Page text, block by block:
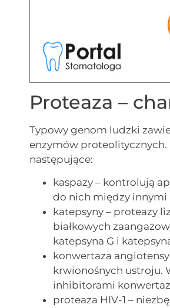
Proteaza –
Typowy genom ludzki
enzymów
następujące:
kaspazy – kontrolują
do nich między innymi
katepsyny – proteazy
białkowych
katepsyna G i
konwertaza
krwionośnych ustroju.
inhibitorami
proteaza HIV-1 –